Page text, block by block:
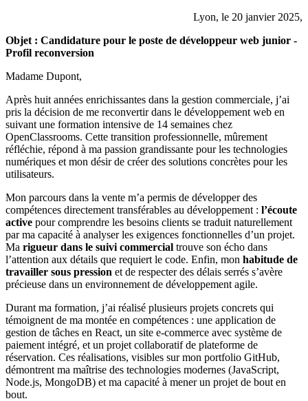
Lyon, le 20 janvier 2025,
Objet : Candidature pour le poste de développeur web junior -
Profil reconversion
Madame Dupont,
Après huit années enrichissantes dans la gestion commerciale, j’ai
pris la décision de me reconvertir dans le développement web en
suivant une formation intensive de 14 semaines chez
OpenClassrooms. Cette transition professionnelle, mûrement
réfléchie, répond à ma passion grandissante pour les technologies
numériques et mon désir de créer des solutions concrètes pour les
utilisateurs.
Mon parcours dans la vente m’a permis de développer des
compétences directement transférables au développement : l’écoute
active pour comprendre les besoins clients se traduit naturellement
par ma capacité à analyser les exigences fonctionnelles d’un projet.
Ma rigueur dans le suivi commercial trouve son écho dans
l’attention aux détails que requiert le code. Enfin, mon habitude de
travailler sous pression et de respecter des délais serrés s’avère
précieuse dans un environnement de développement agile.
Durant ma formation, j’ai réalisé plusieurs projets concrets qui
témoignent de ma montée en compétences : une application de
gestion de tâches en React, un site e-commerce avec système de
paiement intégré, et un projet collaboratif de plateforme de
réservation. Ces réalisations, visibles sur mon portfolio GitHub,
démontrent ma maîtrise des technologies modernes (JavaScript,
Node.js, MongoDB) et ma capacité à mener un projet de bout en
bout.